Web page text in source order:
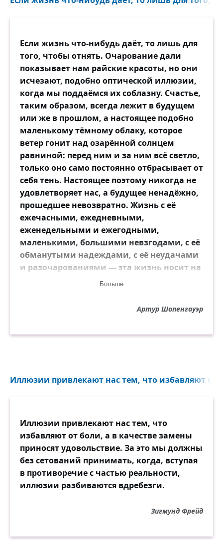
Если жизнь что-нибудь даёт, то лишь для
того, чтобы отнять. Очарование дали
показывает нам райские красоты, но они
исчезают, подобно оптической иллюзии,
когда мы поддаёмся их соблазну. Счастье,
таким образом, всегда лежит в будущем
или же в прошлом, а настоящее подобно
маленькому тёмному облаку, которое
ветер гонит над озарённой солнцем
равниной: перед ним и за ним всё светло,
только оно само постоянно отбрасывает от
себя тень. Настоящее поэтому никогда не
удовлетворяет нас, а будущее ненадёжно,
прошедшее невозвратно. Жизнь с её
ежечасными, ежедневными,
еженедельными и ежегодными,
маленькими, большими невзгодами, с её
обманутыми надеждами, с её неудачами
и разочарованиями — эта жизнь носит на
себе такой явный отпечаток неминуемого
этого не видеть, как можно поверить,
очарование и разочарование, как и весь
убеждение, что нет ничего на свете
достойного наших стремлений, борьбы и
желаний, что все блага ничтожны, что
мир оказывается полным банкротом и
жизнь — такое предприятие, которое не
окупает своих издержек; и это должно
Больше
Артур Шопенгауэр
Иллюзии привлекают нас тем, что избавляют от
Иллюзии привлекают нас тем, что
избавляют от боли, а в качестве замены
приносят удовольствие. За это мы должны
без сетований принимать, когда, вступая
в противоречие с частью реальности,
иллюзии разбиваются вдребезги.
Зигмунд Фрейд